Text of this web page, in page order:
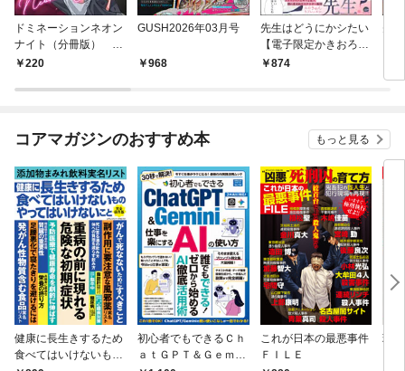
ドミネーションネオン
ナイト（分冊版）
【第1話】
220
GUSH2026年03月号
968
先生はどうにかシたい
【電子限定かきおろし
漫画3P付】
874
先
コアマガジンのおすすめ本 もっと見る
健康に長生きするため
食べてはいけないもの
初心者でもできるＣｈ
ａｔＧＰＴ＆Ｇｅｍｉ
これが日本の最悪事件
ＦＩＬＥ
現